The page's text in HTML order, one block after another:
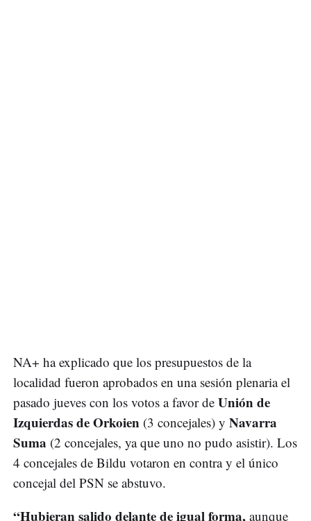
NA+ ha explicado que los presupuestos de la
localidad fueron aprobados en una sesión plenaria el
pasado jueves con los votos a favor de Unión de
Izquierdas de Orkoien (3 concejales) y Navarra
Suma (2 concejales, ya que uno no pudo asistir). Los
4 concejales de Bildu votaron en contra y el único
concejal del PSN se abstuvo.
“Hubieran salido delante de igual forma, aunque